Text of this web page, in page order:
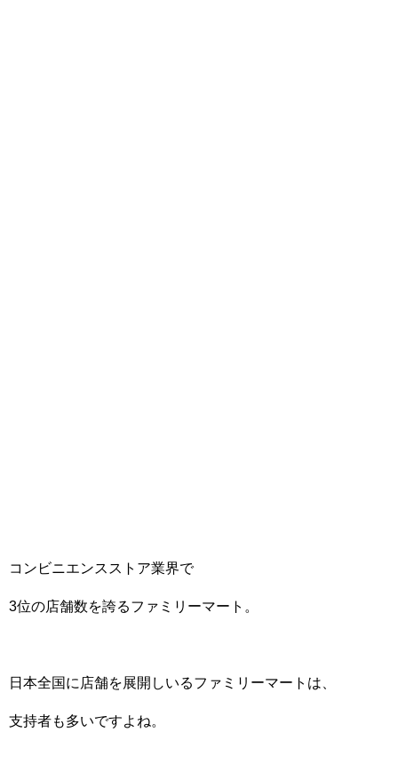
コンビニエンスストア業界で
3位の店舗数を誇るファミリーマート。
日本全国に店舗を展開しいるファミリーマートは、
支持者も多いですよね。